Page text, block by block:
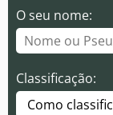
O seu nome:
Classificação: